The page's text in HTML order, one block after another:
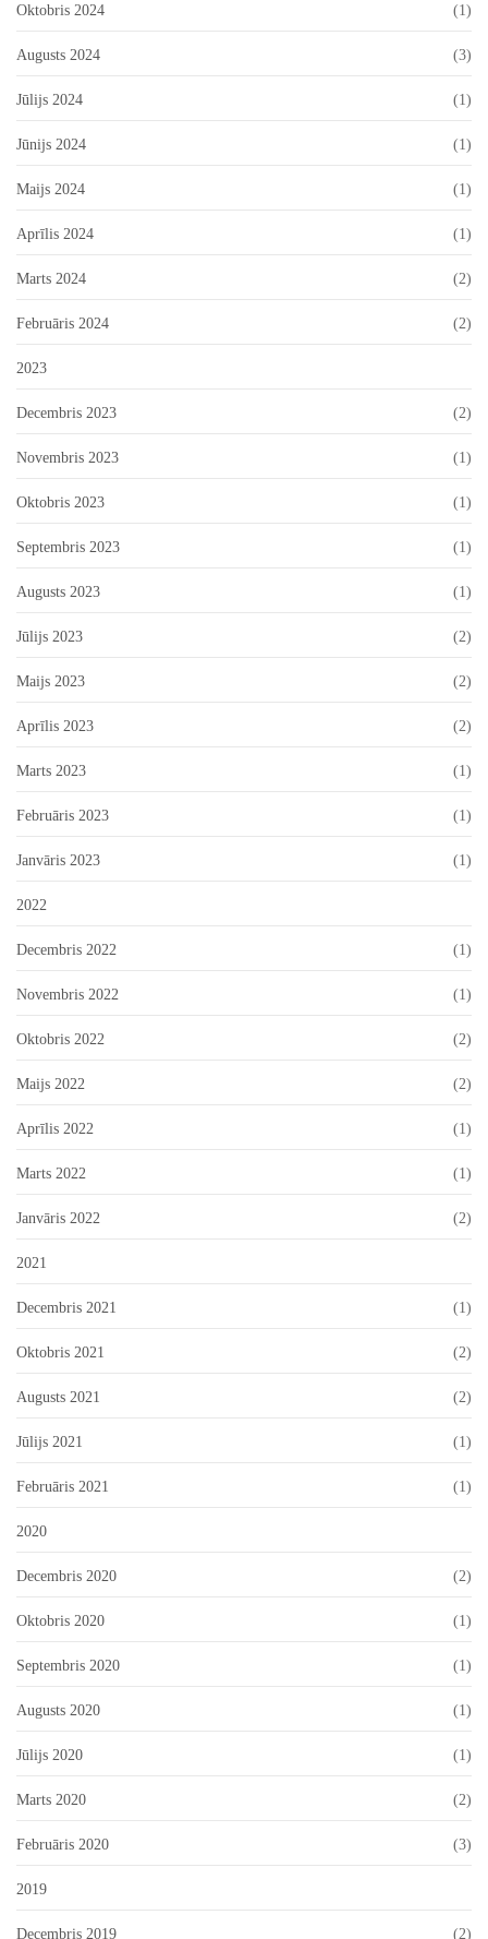
Oktobris 2024 (1)
Augusts 2024 (3)
Jūlijs 2024 (1)
Jūnijs 2024 (1)
Maijs 2024 (1)
Aprīlis 2024 (1)
Marts 2024 (2)
Februāris 2024 (2)
2023
Decembris 2023 (2)
Novembris 2023 (1)
Oktobris 2023 (1)
Septembris 2023 (1)
Augusts 2023 (1)
Jūlijs 2023 (2)
Maijs 2023 (2)
Aprīlis 2023 (2)
Marts 2023 (1)
Februāris 2023 (1)
Janvāris 2023 (1)
2022
Decembris 2022 (1)
Novembris 2022 (1)
Oktobris 2022 (2)
Maijs 2022 (2)
Aprīlis 2022 (1)
Marts 2022 (1)
Janvāris 2022 (2)
2021
Decembris 2021 (1)
Oktobris 2021 (2)
Augusts 2021 (2)
Jūlijs 2021 (1)
Februāris 2021 (1)
2020
Decembris 2020 (2)
Oktobris 2020 (1)
Septembris 2020 (1)
Augusts 2020 (1)
Jūlijs 2020 (1)
Marts 2020 (2)
Februāris 2020 (3)
2019
Decembris 2019 (2)